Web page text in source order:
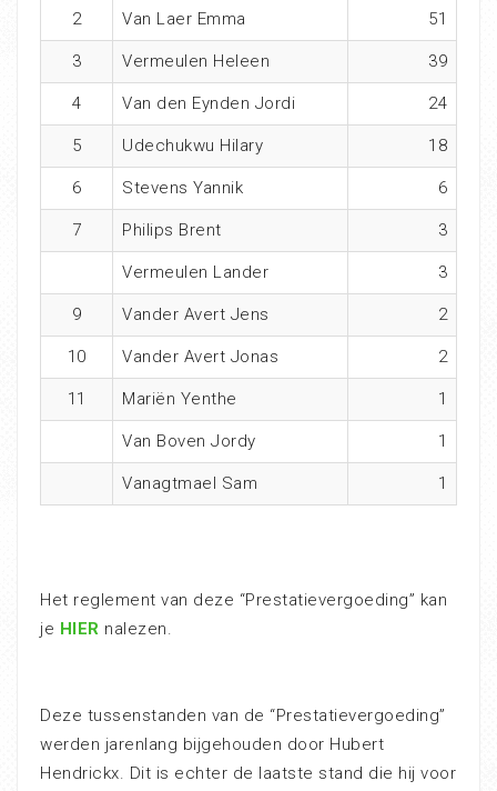
2 Van Laer Emma 51
3 Vermeulen Heleen 39
4 Van den Eynden Jordi 24
5 Udechukwu Hilary 18
6 Stevens Yannik 6
7 Philips Brent 3
Vermeulen Lander 3
9 Vander Avert Jens 2
10 Vander Avert Jonas 2
11 Mariën Yenthe 1
Van Boven Jordy 1
Vanagtmael Sam 1
Het reglement van deze “Prestatievergoeding” kan
je HIER nalezen.
Deze tussenstanden van de “Prestatievergoeding”
werden jarenlang bijgehouden door Hubert
Hendrickx. Dit is echter de laatste stand die hij voor